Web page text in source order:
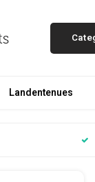
Landentenues